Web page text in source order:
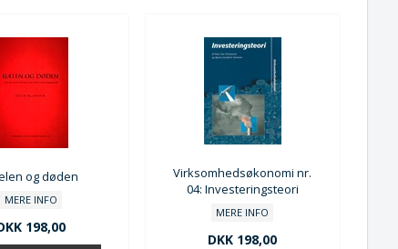
og døden
MERE INFO
198,00
Virksomhedsøkonomi nr.
04: Investeringsteori
MERE INFO
DKK 198,00